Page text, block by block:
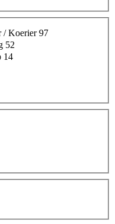
/ Koerier97
52
14